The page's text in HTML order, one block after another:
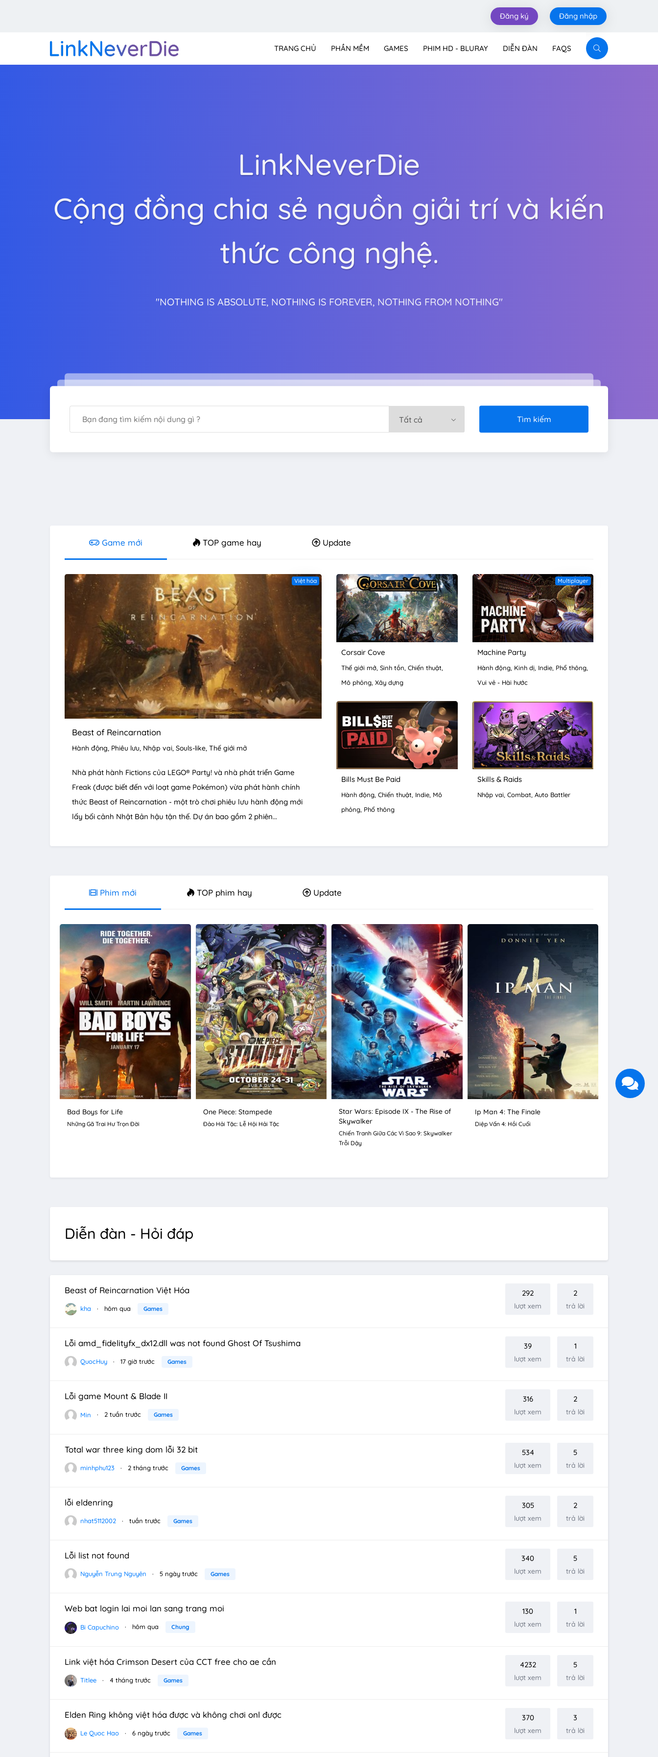
Đăng ký Đăng nhập
TRANG CHỦ PHẦN MỀM GAMES PHIM HD - BLURAY DIỄN ĐÀN FAQS
LinkNeverDie
Cộng đồng chia sẻ nguồn giải trí và kiến
thức công nghệ.
"NOTHING IS ABSOLUTE, NOTHING IS FOREVER, NOTHING FROM NOTHING"
Tìm kiếm
Game mới TOP game hay Update
Việt hóa
Beast of Reincarnation
Hành động Phiêu lưu Nhập vai Souls-like Thế giới mở
Nhà phát hành Fictions của LEGO® Party! và nhà phát triển Game
Freak (được biết đến với loạt game Pokémon) vừa phát hành chính
thức Beast of Reincarnation - một trò chơi phiêu lưu hành động mới
lấy bối cảnh Nhật Bản hậu tận thế. Dự án bao gồm 2 phiên...
Corsair Cove
Thế giới mở Sinh tồn Chiến thuật
Mô phỏng Xây dựng
Multiplayer
Machine Party
Hành động Kinh dị Indie Phổ thông
Vui vẻ - Hài hước
Bills Must Be Paid
Hành động Chiến thuật Indie Mô
phỏng Phổ thông
Skills & Raids
Nhập vai Combat Auto Battler
Phim mới TOP phim hay Update
Bad Boys for Life
Những Gã Trai Hư Trọn Đời
One Piece: Stampede
Đảo Hải Tặc: Lễ Hội Hải Tặc
Star Wars: Episode IX - The Rise of
Skywalker
Chiến Tranh Giữa Các Vì Sao 9: Skywalker
Trỗi Dậy
Ip Man 4: The Finale
Diệp Vấn 4: Hồi Cuối
Diễn đàn - Hỏi đáp
Beast of Reincarnation Việt Hóa
kha hôm qua Games
292
lượt xem
2
trả lời
Lỗi amd_fidelityfx_dx12.dll was not found Ghost Of Tsushima
QuocHuy 17 giờ trước Games
39
lượt xem
1
trả lời
Lỗi game Mount & Blade II
Min 2 tuần trước Games
316
lượt xem
2
trả lời
Total war three king dom lỗi 32 bit
minhphu123 2 tháng trước Games
534
lượt xem
5
trả lời
lỗi eldenring
nhat5112002 tuần trước Games
305
lượt xem
2
trả lời
Lỗi list not found
Nguyễn Trung Nguyên 5 ngày trước Games
340
lượt xem
5
trả lời
Web bat login lai moi lan sang trang moi
Bi Capuchino hôm qua Chung
130
lượt xem
1
trả lời
Link việt hóa Crimson Desert của CCT free cho ae cần
Titlee 4 tháng trước Games
4232
lượt xem
5
trả lời
Elden Ring không việt hóa được và không chơi onl được
Le Quoc Hao 6 ngày trước Games
370
lượt xem
3
trả lời